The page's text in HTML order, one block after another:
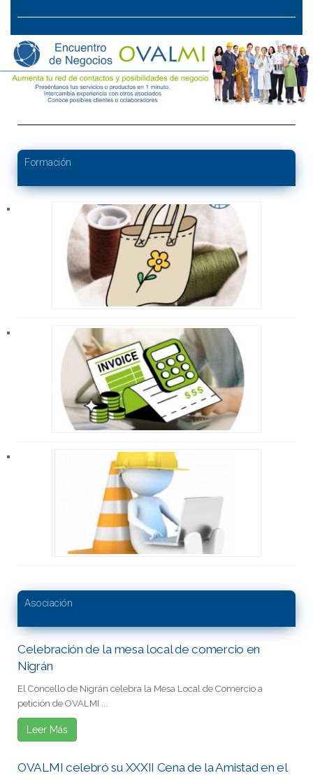
Formación
Asociación
Celebración de la mesa local de comercio en
Nigrán
El Concello de Nigrán celebra la Mesa Local de Comercio a
petición de OVALMI ...
Leer Más
OVALMI celebró su XXXII Cena de la Amistad en el